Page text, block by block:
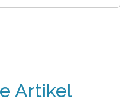
Artikel